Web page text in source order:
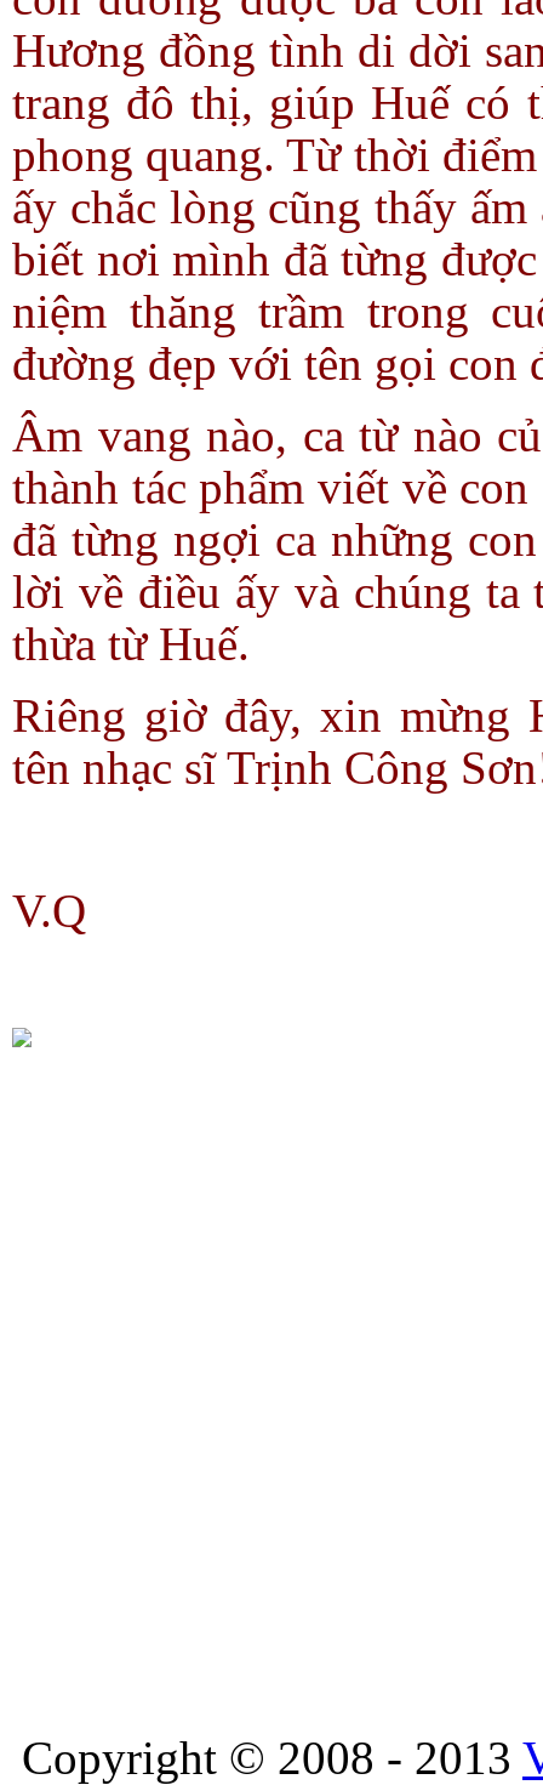
Hương đồng tình di dời
trang đô thị, giúp Huế có
phong quang. Từ thời
ấy chắc lòng cũng thấy
biết nơi mình đã từng
niệm thăng trầm trong
đường đẹp với tên gọi con
Âm vang nào, ca từ nào
thành tác phẩm viết về
đã từng ngợi ca những
lời về điều ấy và chúng
thừa từ Huế.
Riêng giờ đây, xin mừng
tên nhạc sĩ Trịnh Công
V.Q
Copyright © 2008 - 2013